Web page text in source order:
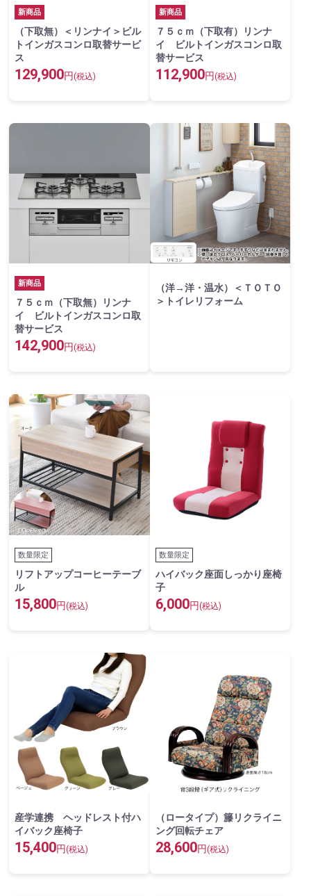
新商品
（下取無）＜リンナイ＞ビル
トインガスコンロ取替サービ
ス
129,900円 (税込)
新商品
７５ｃｍ（下取有）リンナ
イ ビルトインガスコンロ取
替サービス
112,900円 (税込)
新商品
７５ｃｍ（下取無）リンナ
イ ビルトインガスコンロ取
替サービス
142,900円 (税込)
（洋→洋・温水）＜ＴＯＴＯ
＞トイレリフォーム
数量限定
リフトアップコーヒーテーブ
ル
15,800円(税込)
数量限定
ハイバック座面しっかり座椅
子
6,000円(税込)
産学連携 ヘッドレスト付ハ
イバック座椅子
15,400円 (税込)
（ロータイプ）籐リクライニ
ング回転チェア
28,600円 (税込)